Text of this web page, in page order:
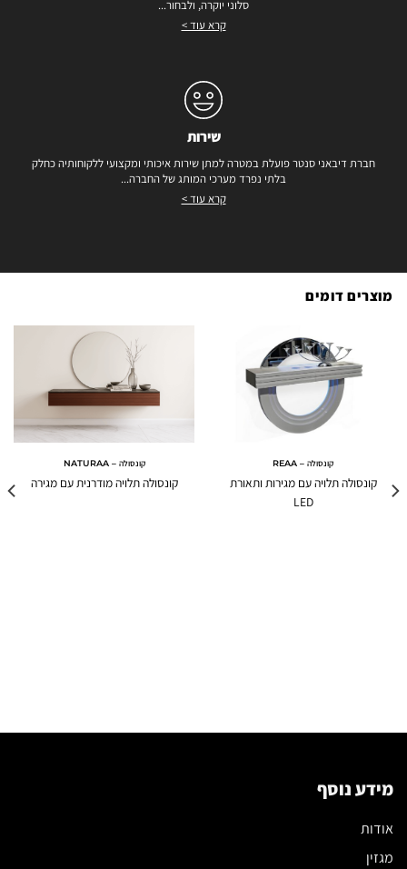
סלוני יוקרה, ולבחור...
קרא עוד >
שירות
חברת דיבאני סנטר פועלת במטרה למתן שירות איכותי ומקצועי ללקוחותיה כחלק
בלתי נפרד מערכי המותג של החברה...
קרא עוד >
מוצרים דומים
קונסולה – REAA
קונסולה תלויה עם מגירות ותאורת
LED
קונסולה – NATURAA
קונסולה תלויה מודרנית עם מגירה
מידע נוסף
אודות
מגזין